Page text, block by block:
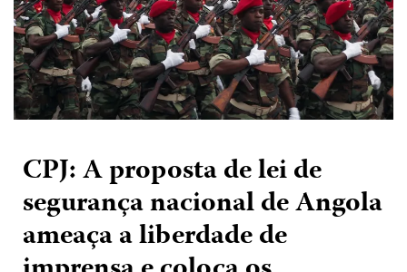
CPJ: A proposta de lei de
segurança nacional de Angola
ameaça a liberdade de